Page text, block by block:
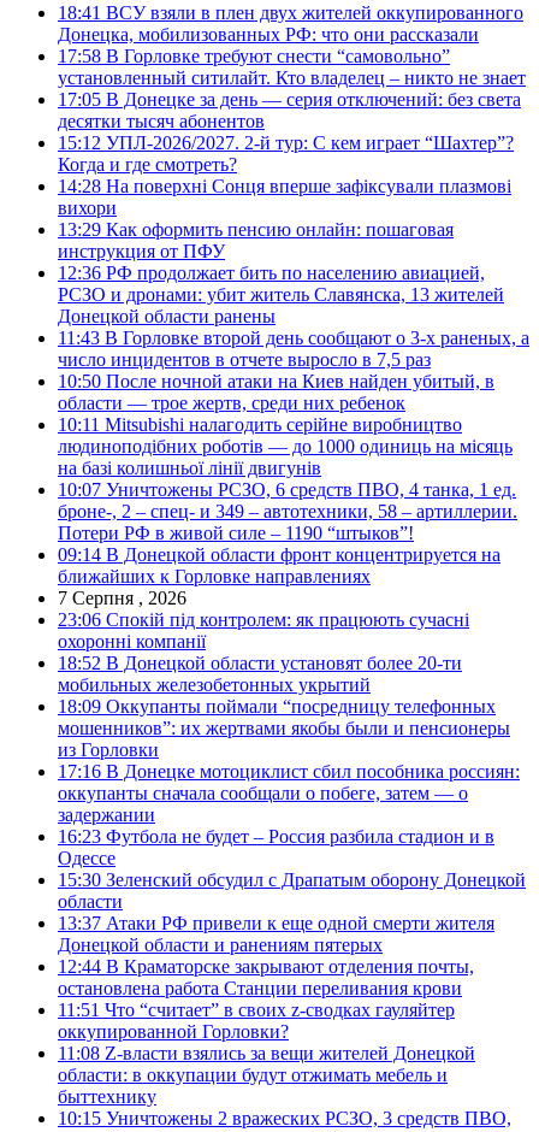
18:41 ВСУ взяли в плен двух жителей оккупированного
Донецка, мобилизованных РФ: что они рассказали
17:58 В Горловке требуют снести “самовольно”
установленный ситилайт. Кто владелец – никто не знает
17:05 В Донецке за день — серия отключений: без света
десятки тысяч абонентов
15:12 УПЛ-2026/2027. 2-й тур: С кем играет “Шахтер”?
Когда и где смотреть?
14:28 На поверхні Сонця вперше зафіксували плазмові
вихори
13:29 Как оформить пенсию онлайн: пошаговая
инструкция от ПФУ
12:36 РФ продолжает бить по населению авиацией,
РСЗО и дронами: убит житель Славянска, 13 жителей
Донецкой области ранены
11:43 В Горловке второй день сообщают о 3-х раненых, а
число инцидентов в отчете выросло в 7,5 раз
10:50 После ночной атаки на Киев найден убитый, в
области — трое жертв, среди них ребенок
10:11 Mitsubishi налагодить серійне виробництво
людиноподібних роботів — до 1000 одиниць на місяць
на базі колишньої лінії двигунів
10:07 Уничтожены РСЗО, 6 средств ПВО, 4 танка, 1 ед.
броне-, 2 – спец- и 349 – автотехники, 58 – артиллерии.
Потери РФ в живой силе – 1190 “штыков”!
09:14 В Донецкой области фронт концентрируется на
ближайших к Горловке направлениях
7 Серпня , 2026
23:06 Спокій під контролем: як працюють сучасні
охоронні компанії
18:52 В Донецкой области установят более 20-ти
мобильных железобетонных укрытий
18:09 Оккупанты поймали “посредницу телефонных
мошенников”: их жертвами якобы были и пенсионеры
из Горловки
17:16 В Донецке мотоциклист сбил пособника россиян:
оккупанты сначала сообщали о побеге, затем — о
задержании
16:23 Футбола не будет – Россия разбила стадион и в
Одессе
15:30 Зеленский обсудил с Драпатым оборону Донецкой
области
13:37 Атаки РФ привели к еще одной смерти жителя
Донецкой области и ранениям пятерых
12:44 В Краматорске закрывают отделения почты,
остановлена работа Станции переливания крови
11:51 Что “считает” в своих z-сводках гауляйтер
оккупированной Горловки?
11:08 Z-власти взялись за вещи жителей Донецкой
области: в оккупации будут отжимать мебель и
быттехнику
10:15 Уничтожены 2 вражеских РСЗО, 3 средств ПВО,